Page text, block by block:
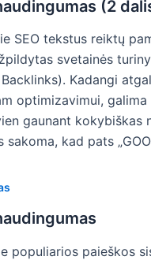
(2
SEO tekstus reiktų
svetainės
Kadangi
optimizavimui,
gaunant kokybiškas
sakoma, kad pats
populiarios paieškos